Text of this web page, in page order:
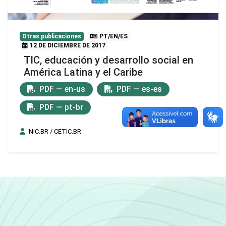
Otras publicaciones
PT/EN/ES
12 DE DICIEMBRE DE 2017
TIC, educación y desarrollo social en
América Latina y el Caribe
PDF — en-us
PDF — es-es
PDF — pt-br
NIC.BR / CETIC.BR